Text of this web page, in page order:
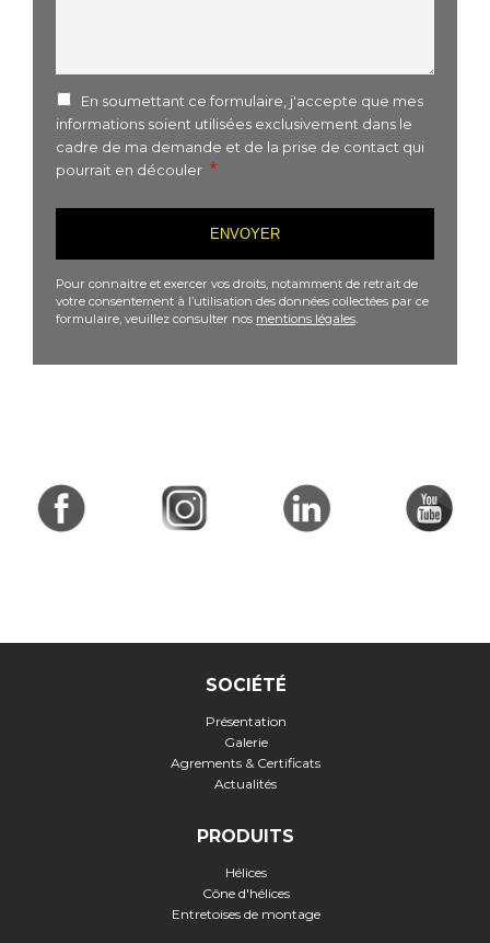
En soumettant ce formulaire, j'accepte que mes
informations soient utilisées exclusivement dans le
cadre de ma demande et de la prise de contact qui
pourrait en découler
Pour connaitre et exercer vos droits, notamment de retrait de
votre consentement à l’utilisation des données collectées par ce
formulaire, veuillez consulter nos mentions légales
SOCIÉTÉ
Présentation
Galerie
Agrements & Certificats
Actualités
PRODUITS
Hélices
Cône d'hélices
Entretoises de montage